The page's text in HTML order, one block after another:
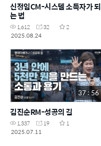
신정임CM-시스템 소득자가 되
는 법
1,612 32
2
2025.08.24
37 : 56
김진순RM-성공의 길
1,337 19
1
2025.07.11